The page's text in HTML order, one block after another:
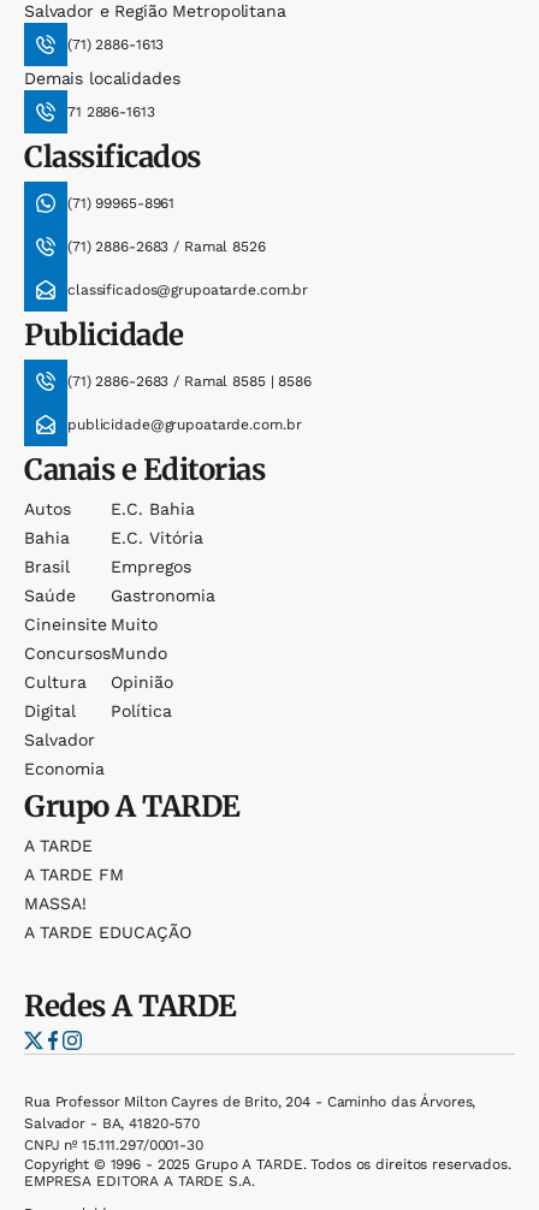
Salvador e Região Metropolitana
(71) 2886-1613
Demais localidades
71 2886-1613
Classificados
(71) 99965-8961
(71) 2886-2683 / Ramal 8526
classificados@grupoatarde.com.br
Publicidade
(71) 2886-2683 / Ramal 8585 | 8586
publicidade@grupoatarde.com.br
Canais e Editorias
Autos
Bahia
Brasil
Saúde
Cineinsite
Concursos
Cultura
Digital
Salvador
Economia
E.c. Bahia
E.c. Vitória
Empregos
Gastronomia
Muito
Mundo
Opinião
Política
GrupoA TARDE
A TARDE
A TARDE FM
MASSA!
A TARDE EDUCAÇÃO
RedesA TARDE
Rua Professor Milton Cayres de Brito, 204 - Caminho das Árvores,
Salvador - BA, 41820-570
CNPJ nº 15.111.297/0001-30
Copyright © 1996 - 2025 Grupo A TARDE. Todos os direitos reservados.
EMPRESA EDITORA A TARDE S.A.